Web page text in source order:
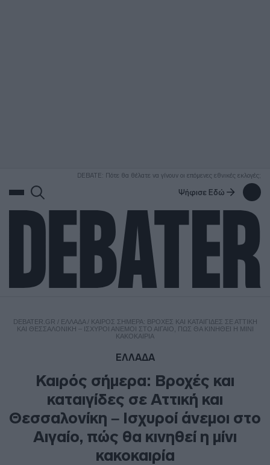
DEBATE: Πότε θα θέλατε να γίνουν οι επόμενες εθνικές εκλογές;
Ψήφισε Εδώ
DEBATER.GR / ΕΛΛΑΔΑ/ ΚΑΙΡΌΣ ΣΉΜΕΡΑ: ΒΡΟΧΈΣ ΚΑΙ ΚΑΤΑΙΓΊΔΕΣ ΣΕ ΑΤΤΙΚΉ
ΚΑΙ ΘΕΣΣΑΛΟΝΊΚΗ – ΙΣΧΥΡΟΊ ΆΝΕΜΟΙ ΣΤΟ ΑΙΓΑΊΟ, ΠΏΣ ΘΑ ΚΙΝΗΘΕΊ Η ΜΊΝΙ
ΚΑΚΟΚΑΙΡΊΑ
ΕΛΛΑΔΑ
Καιρός σήμερα: Βροχές και
καταιγίδες σε Αττική και
Θεσσαλονίκη – Ισχυροί άνεμοι στο
Αιγαίο, πώς θα κινηθεί η μίνι
κακοκαιρία